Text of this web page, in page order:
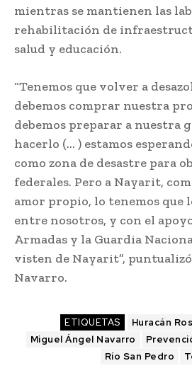
mientras se mantienen las
rehabilitación de
salud y educación.
“Tenemos que volver a
debemos comprar nuestra
debemos preparar a nuestra
hacerlo (… ) estamos
como zona de desastre para
federales. Pero a Nayarit,
amor propio, lo tenemos que
entre nosotros, y con el
Armadas y la Guardia
visten de Nayarit”,
Navarro.
ETIQUETAS Huracán
Miguel Ángel Navarro
Río San Pedro